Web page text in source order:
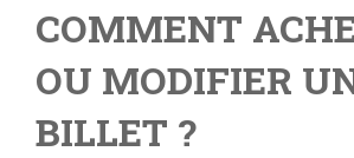
COMMENT
OU MODIFIER
BILLET ?